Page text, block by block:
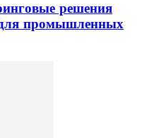
решения
промышленных